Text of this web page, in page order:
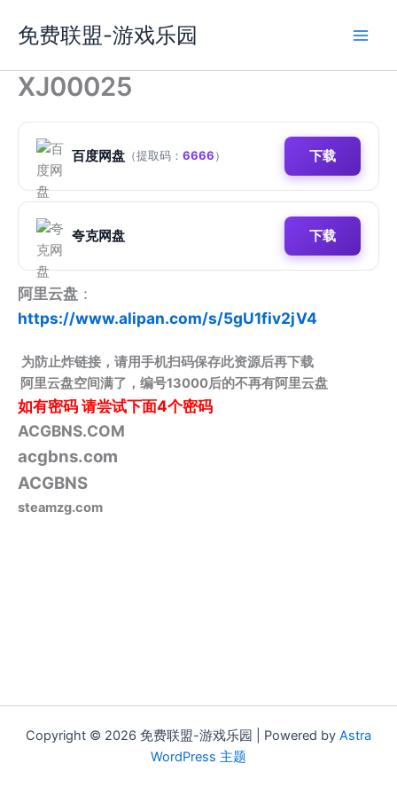
容
免费联盟-游戏乐园
XJ00025
百度网盘 （提取码： 6666） 下载
夸克网盘 下载
阿里云盘 ：
https://www.alipan.com/s/5gU1fiv2jV4
为防止炸链接，请用手机扫码保存此资源后再下载
阿里云盘空间满了，编号13000后的不再有阿里云盘
如有密码请尝试下面4个密码
ACGBNS.COM
acgbns.com
ACGBNS
steamzg.com
Copyright © 2026 免费联盟-游戏乐园 | Powered by Astra
WordPress 主题